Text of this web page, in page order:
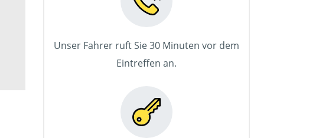
Unser Fahrer ruft Sie 30 Minuten vor dem
Eintreffen an.